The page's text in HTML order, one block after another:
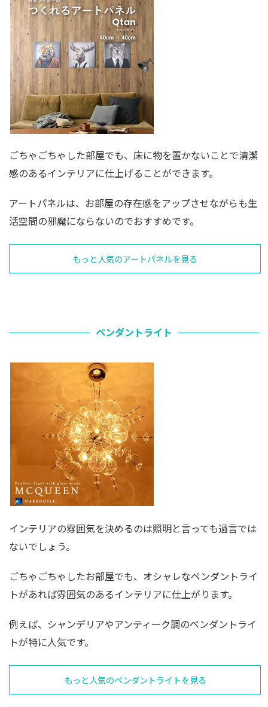
ごちゃごちゃした部屋でも、床に物を置かないことで清潔
感のあるインテリアに仕上げることができます。
アートパネルは、お部屋の存在感をアップさせながらも生
活空間の邪魔にならないのでおすすめです。
もっと人気のアートパネルを見る
ペンダントライト
インテリアの雰囲気を決めるのは照明と言っても過言では
ないでしょう。
ごちゃごちゃしたお部屋でも、オシャレなペンダントライ
トがあれば雰囲気のあるインテリアに仕上がります。
例えば、シャンデリアやアンティーク調のペンダントライ
トが特に人気です。
もっと人気のペンダントライトを見る